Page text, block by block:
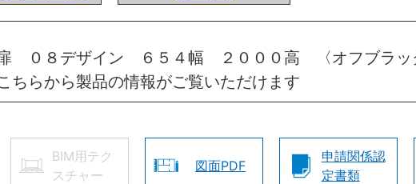
０８デザイン ６５４幅 ２０００高 〈オフブラ
ちらから製品の情報がご覧いただけます
BIM用テク
スチャー
図面PDF
申請関係認
定書類